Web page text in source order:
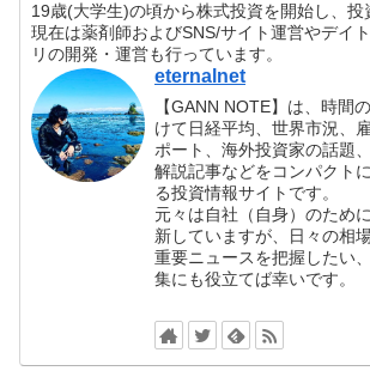
19歳(大学生)の頃から株式投資を開始し、投
現在は薬剤師およびSNS/サイト運営やデイ
リの開発・運営も行っています。
eternalnet
【GANN NOTE】は、時間
けて日経平均、世界市況、
ポート、海外投資家の話題
解説記事などをコンパクト
る投資情報サイトです。
元々は自社（自身）のため
新していますが、日々の相
重要ニュースを把握したい
集にも役立てば幸いです。